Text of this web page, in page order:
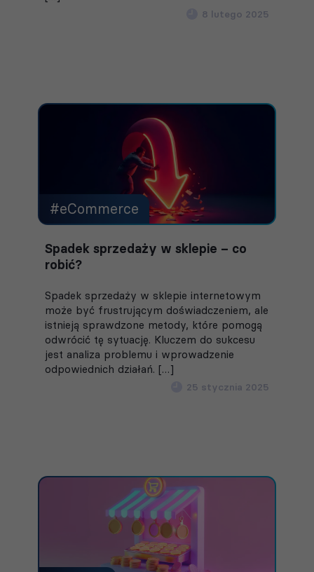
8 lutego 2025
#eCommerce
Spadek sprzedaży w sklepie – co
robić?
Spadek sprzedaży w sklepie internetowym
może być frustrującym doświadczeniem, ale
istnieją sprawdzone metody, które pomogą
odwrócić tę sytuację. Kluczem do sukcesu
jest analiza problemu i wprowadzenie
odpowiednich działań. […]
25 stycznia 2025